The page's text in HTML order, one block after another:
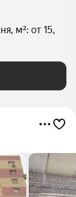
м²: от 15,